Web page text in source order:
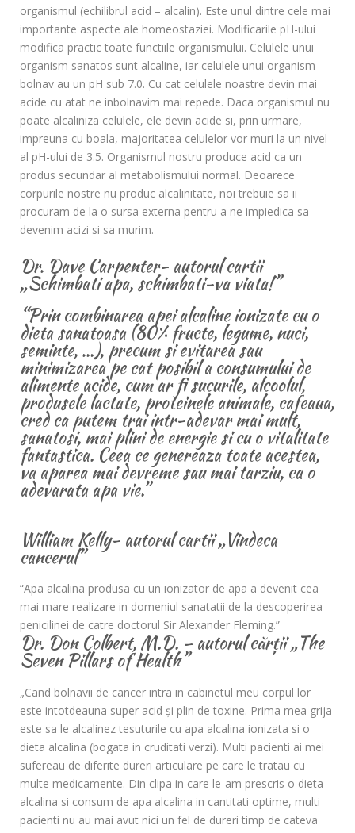
organismul (echilibrul acid – alcalin). Este unul dintre cele mai
importante aspecte ale homeostaziei. Modificarile pH-ului
modifica practic toate functiile organismului. Celulele unui
organism sanatos sunt alcaline, iar celulele unui organism
bolnav au un pH sub 7.0. Cu cat celulele noastre devin mai
acide cu atat ne inbolnavim mai repede. Daca organismul nu
poate alcaliniza celulele, ele devin acide si, prin urmare,
impreuna cu boala, majoritatea celulelor vor muri la un nivel
al pH-ului de 3.5. Organismul nostru produce acid ca un
produs secundar al metabolismului normal. Deoarece
corpurile nostre nu produc alcalinitate, noi trebuie sa ii
procuram de la o sursa externa pentru a ne impiedica sa
devenim acizi si sa murim.
Dr. Dave Carpenter- autorul cartii
„Schimbati apa, schimbati-va viata!”
“Prin combinarea apei alcaline ionizate cu o
dieta sanatoasa (80% fructe, legume, nuci,
seminte, …), precum si evitarea sau
minimizarea pe cat posibil a consumului de
alimente acide, cum ar fi sucurile, alcoolul,
produsele lactate, proteinele animale, cafeaua,
cred ca putem trai intr-adevar mai mult,
sanatosi, mai plini de energie si cu o vitalitate
fantastica. Ceea ce genereaza toate acestea,
va aparea mai devreme sau mai tarziu, ca o
adevarata apa vie.”
William Kelly- autorul cartii „Vindeca
cancerul”
“Apa alcalina produsa cu un ionizator de apa a devenit cea
mai mare realizare in domeniul sanatatii de la descoperirea
penicilinei de catre doctorul Sir Alexander Fleming.”
Dr. Don Colbert, M.D. – autorul cărții „The
Seven Pillars of Health”
„Cand bolnavii de cancer intra in cabinetul meu corpul lor
este intotdeauna super acid şi plin de toxine. Prima mea grija
este sa le alcalinez tesuturile cu apa alcalina ionizata si o
dieta alcalina (bogata in cruditati verzi). Multi pacienti ai mei
sufereau de diferite dureri articulare pe care le tratau cu
multe medicamente. Din clipa in care le-am prescris o dieta
alcalina si consum de apa alcalina in cantitati optime, multi
pacienti nu au mai avut nici un fel de dureri timp de cateva